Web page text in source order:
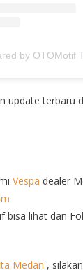
by OTOMotif
update terbaru
Vespa dealer
bisa lihat dan
Medan ,